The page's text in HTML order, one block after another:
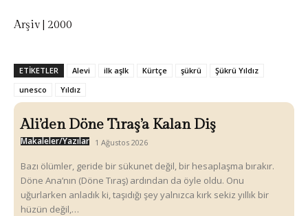
Arşiv | 2000
ETIKETLER Alevi ilk aşlk Kürtçe şükrü
Şükrü Yıldız
unesco
Yıldız
Ali’den Döne Tıraş’a Kalan Diş
Makaleler/Yazılar 1 Ağustos 2026
Bazı ölümler, geride bir sükunet değil, bir hesaplaşma bırakır.
Döne Ana’nın (Döne Tıraş) ardından da öyle oldu. Onu
uğurlarken anladık ki, taşıdığı şey yalnızca kırk sekiz yıllık bir
hüzün değil,…